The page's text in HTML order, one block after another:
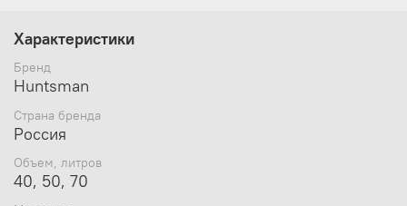
Замки типа фастэкс;
Влагостойкий карман на молнии на крышке;
Укрепленная ручка;
Регулируемые лямки S-образной формы;
Регулируемое крепление-стяжка на груди;
Регулируемое крепление-стяжка на поясе с
мягкой сетчатой системой вентиляции;
Характеристики
Бренд
Huntsman
Страна бренда
Россия
Объем, литров
40, 50, 70